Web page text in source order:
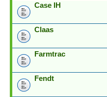
Case IH
Claas
Farmtrac
Fendt